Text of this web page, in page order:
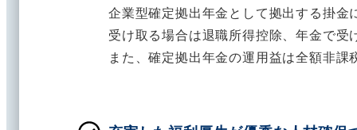
企業型確定拠出年金として拠出する掛
受け取る場合は退職所得控除、年金で
また、確定拠出年金の運用益は全額非課